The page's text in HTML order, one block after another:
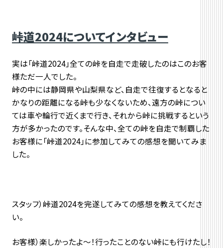
峠道2024についてインタビュー
実は「峠道2024」全ての峠を自走で走破したのはこのお客
様ただ一人でした。
峠の中には静岡県や山梨県など、自走で往復するとなると
かなりの距離になる峠も少なくないため、遠方の峠につい
ては車や輪行で近くまで行き、それから峠に挑戦するという
方が多かったのです。そんな中、全ての峠を自走で制覇した
お客様に「峠道2024」に参加してみての感想を聞いてみま
した。
スタッフ）峠道2024を完遂してみての感想を教えてくださ
い。
お客様）楽しかったよ～！行ったことのない峠にも行けたし！